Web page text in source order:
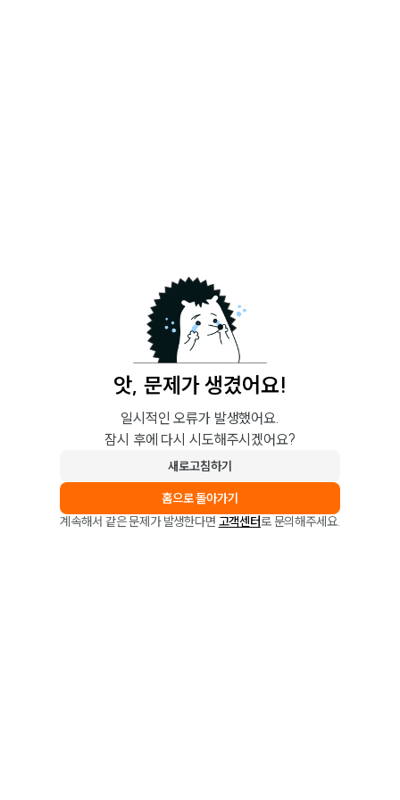
앗, 문제가 생겼어요!
일시적인 오류가 발생했어요.
잠시 후에 다시 시도해주시겠어요?
새로고침하기
홈으로 돌아가기
계속해서 같은 문제가 발생한다면 고객센터로 문의해주세요.